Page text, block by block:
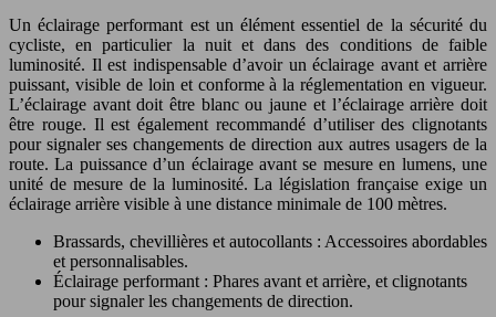
Un éclairage performant est un élément essentiel de la sécurité du
cycliste, en particulier la nuit et dans des conditions de faible
luminosité. Il est indispensable d’avoir un éclairage avant et arrière
puissant, visible de loin et conforme à la réglementation en vigueur.
L’éclairage avant doit être blanc ou jaune et l’éclairage arrière doit
être rouge. Il est également recommandé d’utiliser des clignotants
pour signaler ses changements de direction aux autres usagers de la
route. La puissance d’un éclairage avant se mesure en lumens, une
unité de mesure de la luminosité. La législation française exige un
éclairage arrière visible à une distance minimale de 100 mètres.
Brassards, chevillières et autocollants : Accessoires abordables
et personnalisables.
Éclairage performant : Phares avant et arrière, et clignotants
pour signaler les changements de direction.